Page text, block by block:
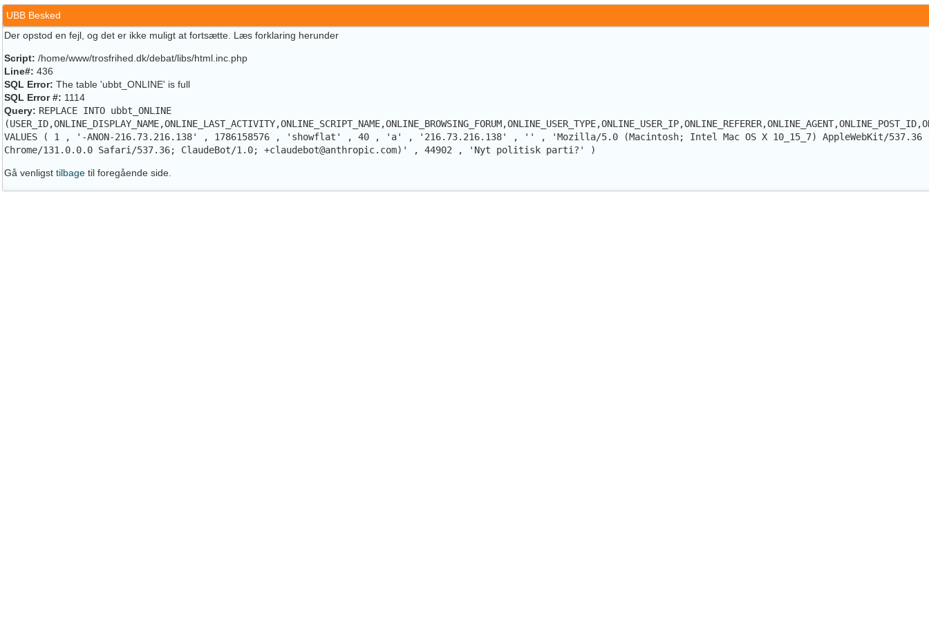
UBB Besked
Der opstod en fejl, og det er ikke muligt at fortsætte. Læs forklaring herunder
Script: /home/www/trosfrihed.dk/debat/libs/html.inc.php
Line#: 436
SQL Error: The table 'ubbt_ONLINE' is full
SQL Error #: 1114
Query: REPLACE INTO ubbt_ONLINE
VALUES ( 1 , '-ANON-216.73.216.138' , 1786158576 , 'showflat' , 40 , 'a' , '216.73.216.138' , '' , 'Mozilla/5.0 (Macintosh; Intel Mac OS X 10_15_7) AppleWebKit/537.36
Chrome/131.0.0.0 Safari/537.36; ClaudeBot/1.0; +claudebot@anthropic.com)' , 44902 , 'Nyt politisk parti?' )
Gå venligst tilbage til foregående side.